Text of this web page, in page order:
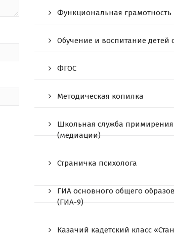
Функциональная грамотность
Обучение и воспитание детей
ФГОС
Методическая копилка
Школьная служба примирения
(медиации)
Страничка психолога
ГИА основного общего
(ГИА-9)
Казачий кадетский класс